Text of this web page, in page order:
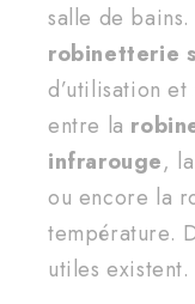
salle de
robinetterie
d’utilisation
entre la
infrarouge,
ou encore la
température.
utiles existent.